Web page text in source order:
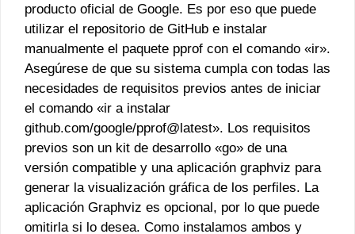
producto oficial de Google. Es por eso que puede
utilizar el repositorio de GitHub e instalar
manualmente el paquete pprof con el comando «ir».
Asegúrese de que su sistema cumpla con todas las
necesidades de requisitos previos antes de iniciar
el comando «ir a instalar
github.com/google/pprof@latest». Los requisitos
previos son un kit de desarrollo «go» de una
versión compatible y una aplicación graphviz para
generar la visualización gráfica de los perfiles. La
aplicación Graphviz es opcional, por lo que puede
omitirla si lo desea. Como instalamos ambos y